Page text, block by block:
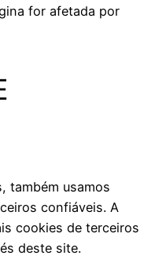
for afetada por
também usamos
confiáveis. A
cookies de terceiros
deste site.